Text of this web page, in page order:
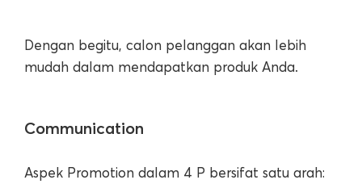
Dengan begitu, calon pelanggan akan lebih
mudah dalam mendapatkan produk Anda.
Communication
Aspek Promotion dalam 4 P bersifat satu arah: